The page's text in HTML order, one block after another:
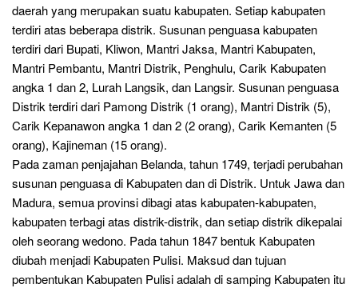
daerah yang merupakan suatu kabupaten. Setiap kabupaten
terdiri atas beberapa distrik. Susunan penguasa kabupaten
terdiri dari Bupati, Kliwon, Mantri Jaksa, Mantri Kabupaten,
Mantri Pembantu, Mantri Distrik, Penghulu, Carik Kabupaten
angka 1 dan 2, Lurah Langsik, dan Langsir. Susunan penguasa
Distrik terdiri dari Pamong Distrik (1 orang), Mantri Distrik (5),
Carik Kepanawon angka 1 dan 2 (2 orang), Carik Kemanten (5
orang), Kajineman (15 orang).
Pada zaman penjajahan Belanda, tahun 1749, terjadi perubahan
susunan penguasa di Kabupaten dan di Distrik. Untuk Jawa dan
Madura, semua provinsi dibagi atas kabupaten-kabupaten,
kabupaten terbagi atas distrik-distrik, dan setiap distrik dikepalai
oleh seorang wedono. Pada tahun 1847 bentuk Kabupaten
diubah menjadi Kabupaten Pulisi. Maksud dan tujuan
pembentukan Kabupaten Pulisi adalah di samping Kabupaten itu